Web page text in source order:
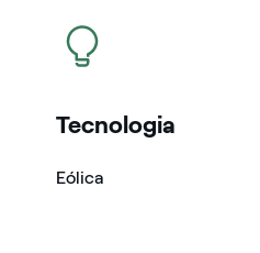
icon
Tecnologia
Eólica